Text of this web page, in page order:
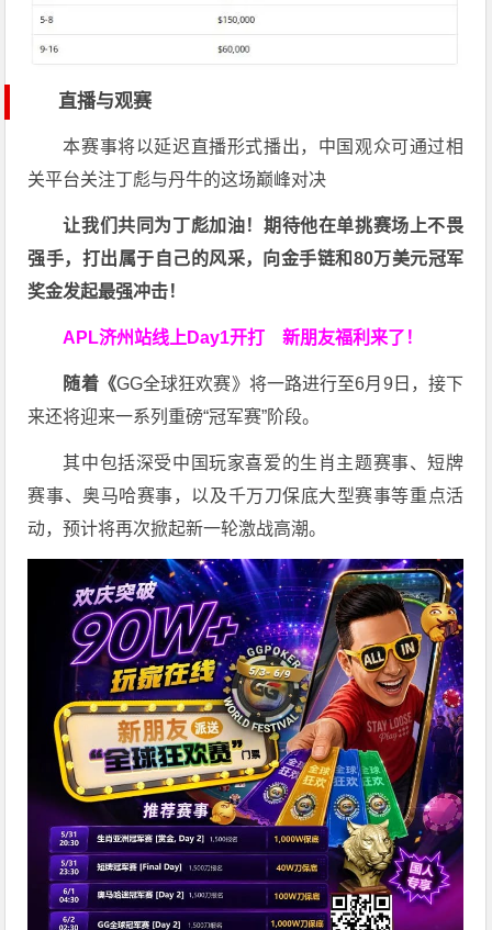
直播与观赛
本赛事将以延迟直播形式播出，中国观众可通过相
关平台关注丁彪与丹牛的这场巅峰对决
让我们共同为丁彪加油！期待他在单挑赛场上不畏
强手，打出属于自己的风采，向金手链和80万美元冠军
奖金发起最强冲击！
APL济州站线上Day1开打新朋友福利来了！
随着《GG全球狂欢赛》将一路进行至6月9日，接下
来还将迎来一系列重磅“冠军赛”阶段。
其中包括深受中国玩家喜爱的生肖主题赛事、短牌
赛事、奥马哈赛事，以及千万刀保底大型赛事等重点活
动，预计将再次掀起新一轮激战高潮。